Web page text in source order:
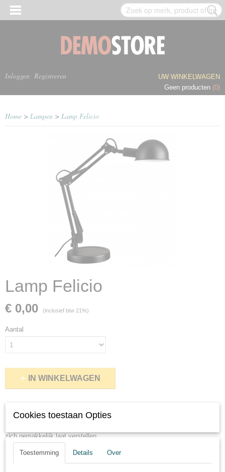
Inloggen Registreren
UW WINKELWAGEN
Geen producten (0)
Home > Lampen > Lamp Felicio
Lamp Felicio
€ 0,00 (inclusief btw 21%)
Aantal
IN WINKELWAGEN
Omschrijving
zich gemakkelijk laat verstellen.
Cookies toestaan Opties
Toestemming Details Over